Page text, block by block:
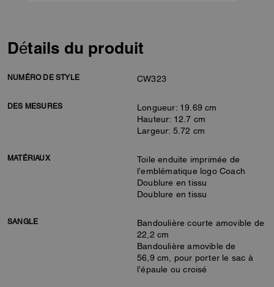
Détails du produit
NUMÉRO DE STYLE CW323
DES MESURES
Longueur: 19.69 cm
Hauteur: 12.7 cm
Largeur: 5.72 cm
MATÉRIAUX
Toile enduite imprimée de
l’emblématique logo Coach
Doublure en tissu
Doublure en tissu
SANGLE
Bandoulière courte amovible de
22,2 cm
Bandoulière amovible de
56,9 cm, pour porter le sac à
l’épaule ou croisé